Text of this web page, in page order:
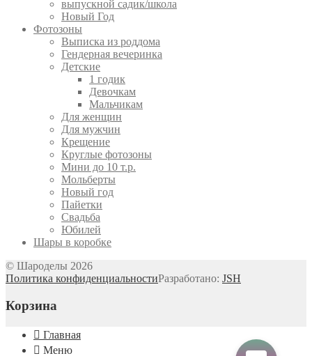
выпускной садик/школа
Новый Год
Фотозоны
Выписка из роддома
Гендерная вечеринка
Детские
1 годик
Девочкам
Мальчикам
Для женщин
Для мужчин
Крещение
Круглые фотозоны
Мини до 10 т.р.
Мольберты
Новый год
Пайетки
Свадьба
Юбилей
Шары в коробке
© Шароделы 2026
Политика конфиденциальностиРазработано: JSH
Корзина
Главная
Меню